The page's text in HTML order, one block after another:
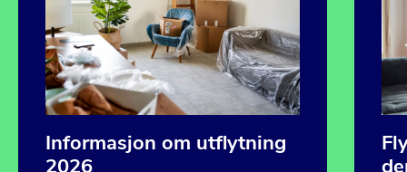
Informasjon om utflytning